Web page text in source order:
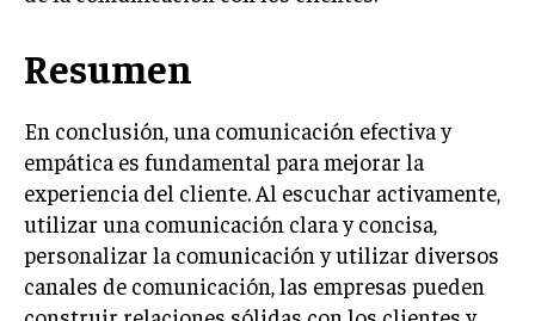
Acerca de Últimas entradas
Ricardo Serrano
Soy Ricardo Serrano, apasionado de la
Resumen
En conclusión, una comunicación efectiva y
empática es fundamental para mejorar la
experiencia del cliente. Al escuchar activamente,
utilizar una comunicación clara y concisa,
personalizar la comunicación y utilizar diversos
canales de comunicación, las empresas pueden